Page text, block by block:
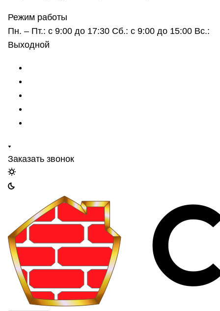
Режим работы
Пн. – Пт.: с 9:00 до 17:30 Сб.: с 9:00 до 15:00 Вс.:
Выходной
Заказать звонок